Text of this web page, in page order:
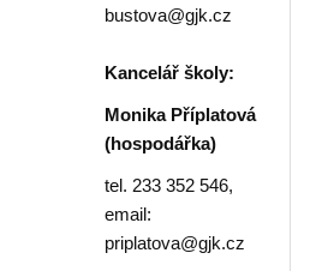
bustova@gjk.cz
Kancelář školy:
Monika Příplatová
(hospodářka)
tel. 233 352 546,
email:
priplatova@gjk.cz